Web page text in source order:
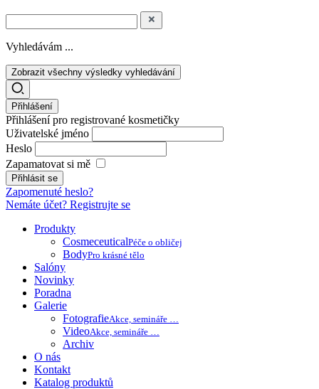
Vyhledávám ...
Zobrazit všechny výsledky vyhledávání
Přihlášení
Přihlášení pro registrované kosmetičky
Uživatelské jméno
Heslo
Zapamatovat si mě
Zapomenuté heslo?
Nemáte účet? Registrujte se
Produkty
CosmeceuticalPéče o obličej
BodyPro krásné tělo
Salóny
Novinky
Poradna
Galerie
FotografieAkce, semináře …
VideoAkce, semináře …
Archiv
O nás
Kontakt
Katalog produktů